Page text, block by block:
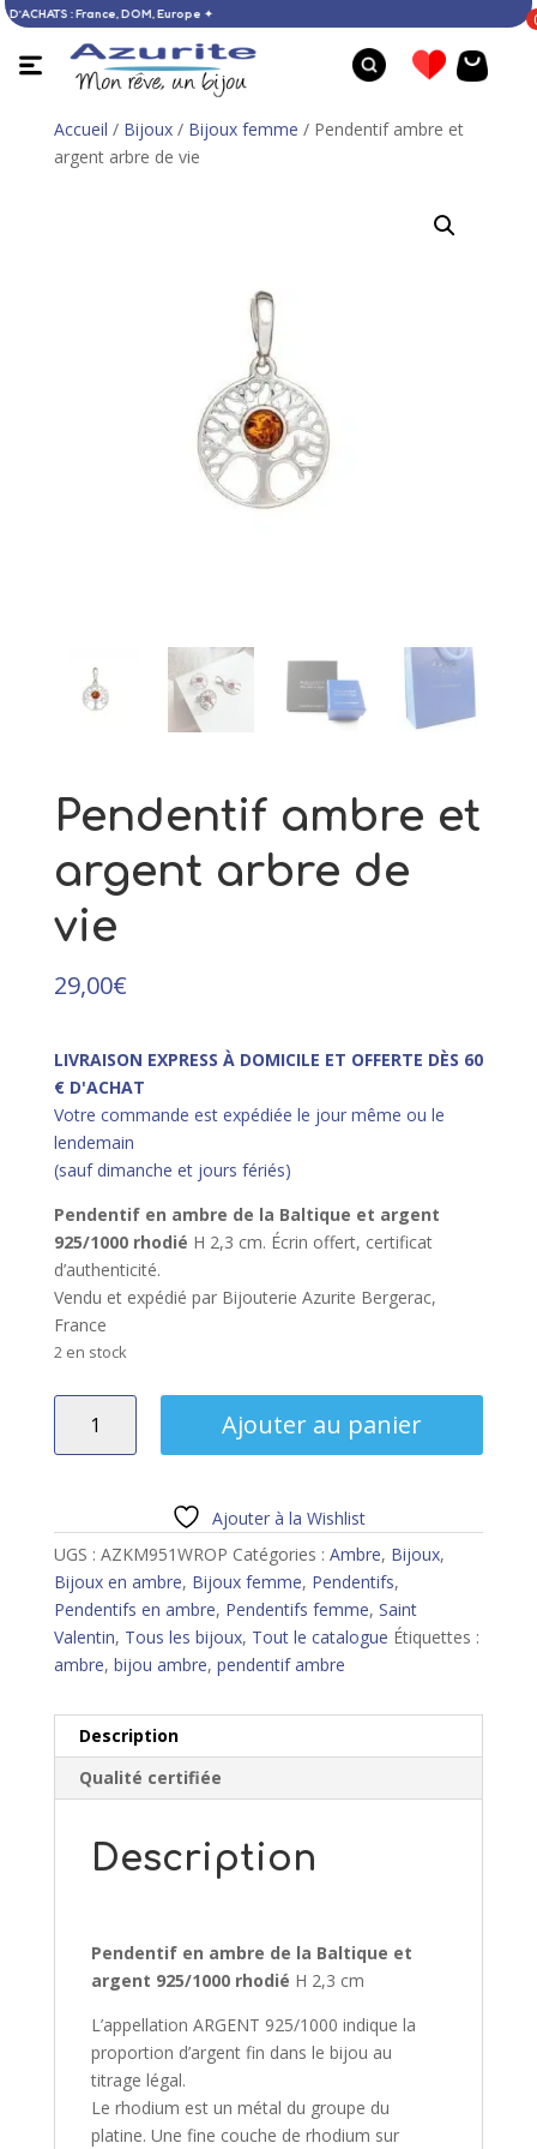
60 € D’ACHATS : France, DOM, Europe ✦
Accueil / Bijoux/ Bijoux femme / Pendentif ambre et
argent arbre de vie
Pendentif ambre et
argent arbre de
vie
29,00€
LIVRAISON EXPRESS À DOMICILE ET OFFERTE DÈS 60
€ D'ACHAT
Votre commande est expédiée le jour même ou le
lendemain
(sauf dimanche et jours fériés)
Pendentif en ambre de la Baltique et argent
925/1000 rhodié H 2,3 cm. Écrin offert, certificat
d’authenticité.
Vendu et expédié par Bijouterie Azurite Bergerac,
France
2 en stock
argent
arbre
de
vie
Ajouter au panier
Ajouter à la Wishlist
UGS : AZKM951WROP Catégories : Ambre, Bijoux,
Bijoux en ambre, Bijoux femme, Pendentifs,
Pendentifs en ambre, Pendentifs femme, Saint
Valentin, Tous les bijoux, Tout le catalogue Étiquettes :
ambre, bijou ambre, pendentif ambre
Description
Qualité certifiée
Description
Pendentif en ambre de la Baltique et
argent 925/1000 rhodié H 2,3 cm
L’appellation ARGENT 925/1000 indique la
proportion d’argent fin dans le bijou au
titrage légal.
Le rhodium est un métal du groupe du
platine. Une fine couche de rhodium sur